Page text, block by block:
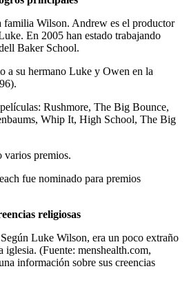
familia Wilson. Andrew es el productor
En 2005 han estado trabajando
Baker School.
a su hermano Luke y Owen en la
Rushmore, The Big Bounce,
Whip It, High School, The Big
varios premios.
fue nominado para premios
religiosas
Luke Wilson, era un poco extraño
iglesia. (Fuente: menshealth.com,
información sobre sus creencias